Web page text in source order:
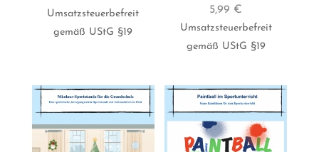
Umsatzsteuerbefreit
gemäß UStG §19
5,99 €
Umsatzsteuerbefreit
gemäß UStG §19